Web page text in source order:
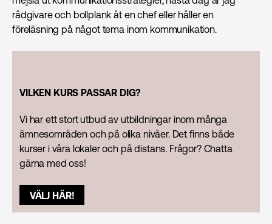
rådgivare och bollplank åt en chef eller håller en
föreläsning på något tema inom kommunikation.
VILKEN KURS PASSAR DIG?
Vi har ett stort utbud av utbildningar inom många
ämnesområden och på olika nivåer. Det finns både
kurser i våra lokaler och på distans. Frågor? Chatta
gärna med oss!
VÄLJ HÄR!